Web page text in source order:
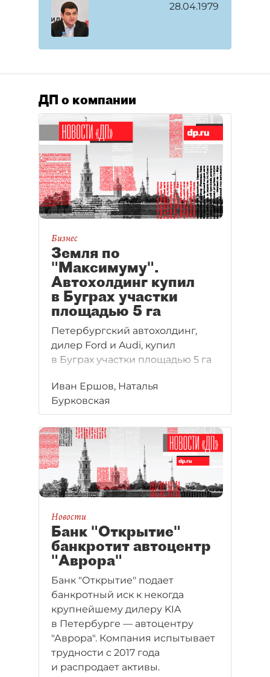
28.04.1979
ДП о компании
Бизнес
Земля по
"Максимуму".
Автохолдинг купил
в Буграх участки
площадью 5 га
Петербургский автохолдинг,
дилер Ford и Audi, купил
в Буграх участки площадью 5 га
Иван Ершов, Наталья
Бурковская
Новости
Банк "Открытие"
банкротит автоцентр
"Аврора"
Банк "Открытие" подает
банкротный иск к некогда
крупнейшему дилеру KIA
в Петербурге — автоцентру
"Аврора". Компания испытывает
трудности с 2017 года
и распродает активы.